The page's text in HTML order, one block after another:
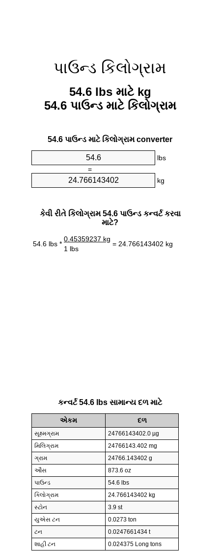
પાઉન્ડ કિલોગ્રામ
54.6 lbs માટે kg
54.6 પાઉન્ડ માટે કિલોગ્રામ
54.6 પાઉન્ડ માટે કિલોગ્રામ converter
lbs
=
kg
કેવી રીતે કિલોગ્રામ 54.6 પાઉન્ડ કન્વર્ટ કરવા
માટે?
54.6 lbs *
0.45359237 kg
= 24.766143402 kg
1 lbs
કન્વર્ટ 54.6 lbs સામાન્ય દળ માટે
એકમ દળ
સૂક્ષ્મગ્રામ
24766143402.0 µg
મિલિગ્રામ
24766143.402 mg
ગ્રામ
24766.143402 g
ઔંસ
873.6 oz
પાઉન્ડ
54.6 lbs
કિલોગ્રામ
24.766143402 kg
સ્ટોન
3.9 st
યુએસ ટન
0.0273 ton
ટન
0.0247661434 t
શાહી ટન
0.024375 Long tons